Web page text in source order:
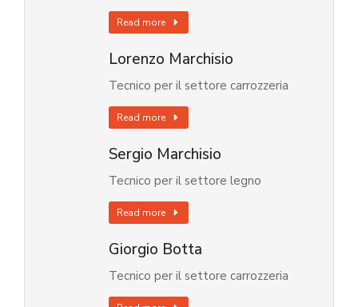
Read more
Lorenzo Marchisio
Tecnico per il settore carrozzeria
Read more
Sergio Marchisio
Tecnico per il settore legno
Read more
Giorgio Botta
Tecnico per il settore carrozzeria